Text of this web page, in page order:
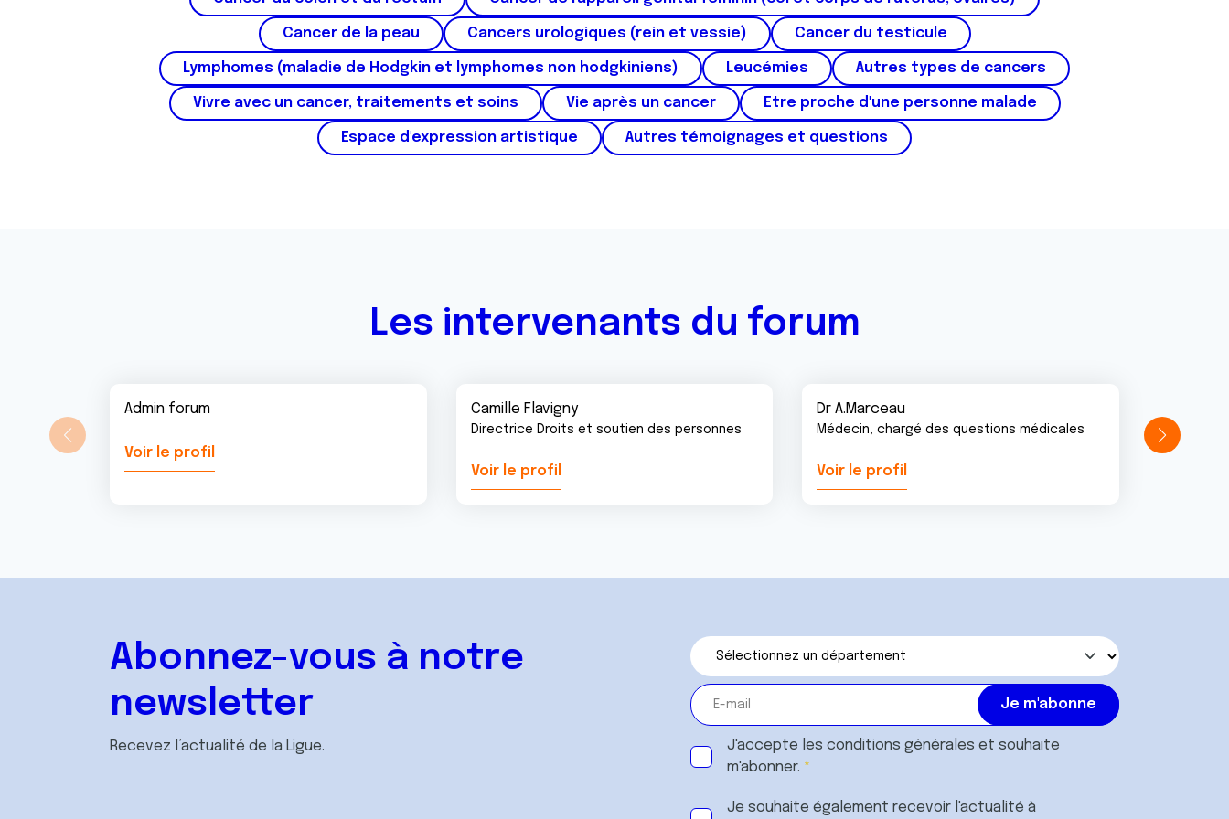
e
m
e
n
Cancer de la peau Cancers urologiques (rein et vessie) Cancer du testicule
Lymphomes (maladie de Hodgkin et lymphomes non hodgkiniens) Leucémies Autres types de cancers
Vivre avec un cancer, traitements et soins Vie après un cancer Etre proche d'une personne malade
Espace d'expression artistique Autres témoignages et questions
Les intervenants du forum
Admin forum
Voir le profil
Camille Flavigny
Directrice Droits et soutien des personnes
Voir le profil
Dr A.Marceau
Médecin, chargé des questions médicales
Voir le profil
Abonnez-vous à notre
newsletter
Recevez l’actualité de la Ligue. J'accepte les conditions générales et souhaite
m'abonner.
Je souhaite également recevoir l'actualité à